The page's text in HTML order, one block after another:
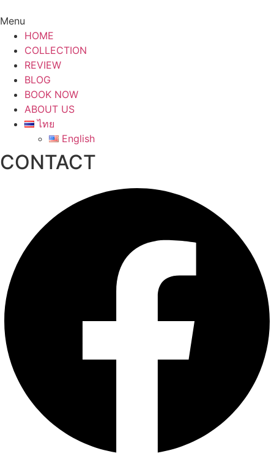
Menu
HOME
COLLECTION
REVIEW
BLOG
BOOK NOW
ABOUT US
ไทย
English
CONTACT